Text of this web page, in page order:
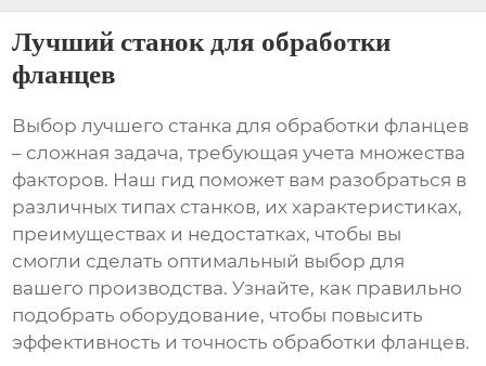
Лучший станок для обработки
фланцев
Выборлучшего станка для обработки фланцев
– сложная задача, требующая учета множества
факторов. Наш гид поможет вам разобраться в
различных типах станков, их характеристиках,
преимуществах и недостатках, чтобы вы
смогли сделать оптимальный выбор для
вашего производства. Узнайте, как правильно
подобрать оборудование, чтобы повысить
эффективность и точность обработки фланцев.